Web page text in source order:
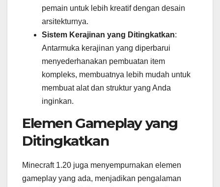
pemain untuk lebih kreatif dengan desain
arsitekturnya.
Sistem Kerajinan yang Ditingkatkan:
Antarmuka kerajinan yang diperbarui
menyederhanakan pembuatan item
kompleks, membuatnya lebih mudah untuk
membuat alat dan struktur yang Anda
inginkan.
Elemen Gameplay yang
Ditingkatkan
Minecraft 1.20 juga menyempurnakan elemen
gameplay yang ada, menjadikan pengalaman